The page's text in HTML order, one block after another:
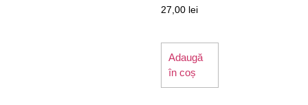
27,00 lei
Adaugă
în coș